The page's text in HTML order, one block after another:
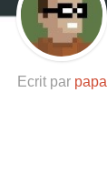
Ecrit par papa